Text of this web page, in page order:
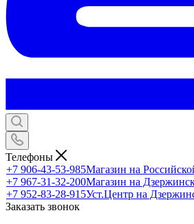
Телефоны
+7 906-43-53-985Магазин на
+7 967-31-32-200Магазин на
+7 952-83-28-915Уст.Центр на
Заказать звонок